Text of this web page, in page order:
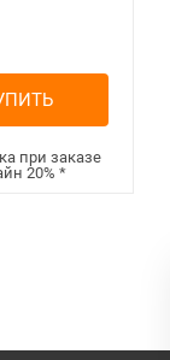
при заказе
20%*